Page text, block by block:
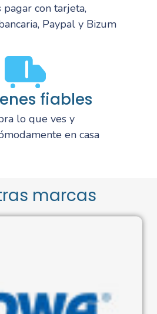
pagar con tarjeta,
Paypal y Bizum
fiables
lo que ves y
en casa
marcas